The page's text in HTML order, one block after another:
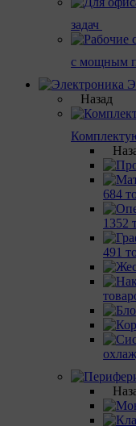
задач
с мощным
Назад
684
1352
491